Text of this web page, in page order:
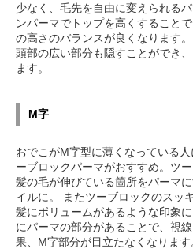
少なく、毛先を自由に変えられる
ンパーマでトップを高くすること
の高さのバランスが良くなります
頭部の広い部分も隠すことができ
ます。
M字
おでこがM字型に薄くなっている
ーブロックパーマがおすすめ。ツ
髪の毛が伸びている箇所をパーマ
イルに。 またツーブロックのスッ
髪にボリュームがあるような印象
にパーマの部分があることで、視
果、M字部分が目立たなくなります